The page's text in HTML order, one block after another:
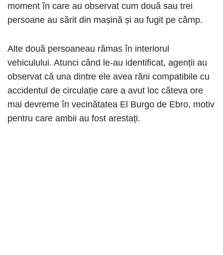
moment în care au observat cum două sau trei
persoane au sărit din mașină și au fugit pe câmp.
Alte două persoaneau rămas în interiorul
vehiculului. Atunci când le-au identificat, agenții au
observat că una dintre ele avea răni compatibile cu
accidentul de circulație care a avut loc câteva ore
mai devreme în vecinătatea El Burgo de Ebro, motiv
pentru care ambii au fost arestați.